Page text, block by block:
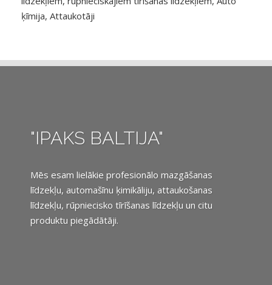
ķīmija, Attaukotāji
"IPAKS BALTIJA"
Mēs esam lielākie profesionālo mazgāšanas
līdzekļu, automašīnu ķimikāliju, attaukošanas
līdzekļu, rūpniecisko tīrīšanas līdzekļu un citu
produktu piegādātāji.